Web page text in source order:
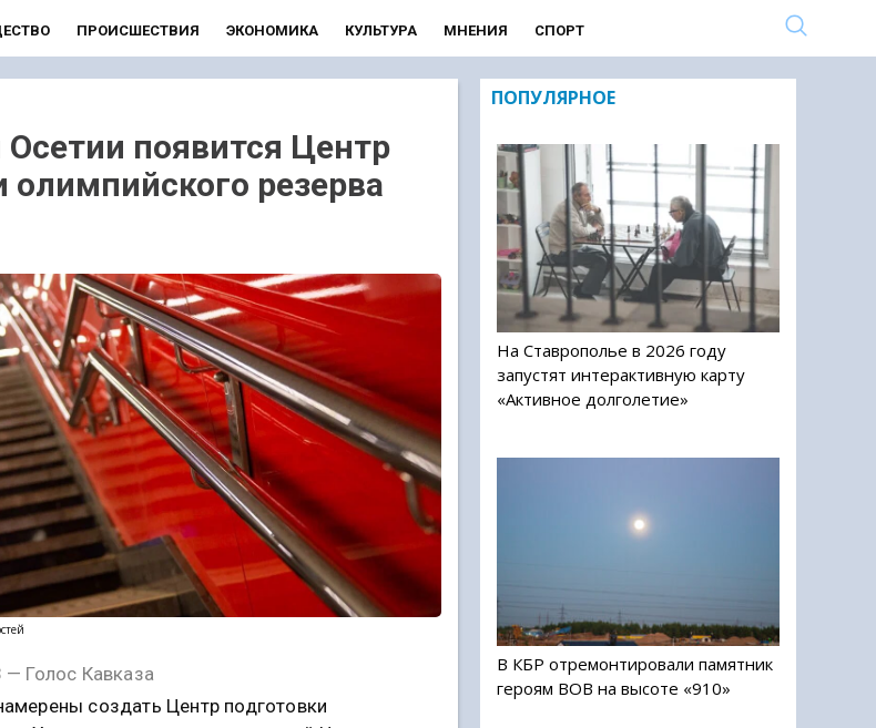
ПРОИСШЕСТВИЯ ЭКОНОМИКА КУЛЬТУРА МНЕНИЯ СПОРТ
Осетии появится Центр
олимпийского резерва
Голос Кавказа
создать Центр подготовки
ПОПУЛЯРНОЕ
На Ставрополье в 2026 году
запустят интерактивную карту
«Активное долголетие»
В КБР отремонтировали памятник
героям ВОВ на высоте «910»